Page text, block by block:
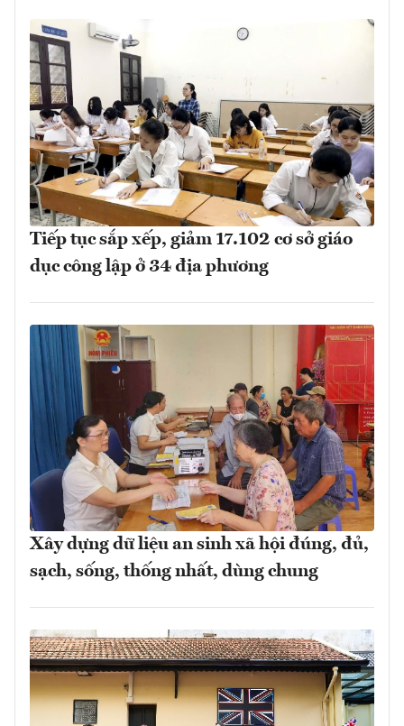
Tiếp tục sắp xếp, giảm 17.102 cơ sở giáo
dục công lập ở 34 địa phương
Xây dựng dữ liệu an sinh xã hội đúng, đủ,
sạch, sống, thống nhất, dùng chung